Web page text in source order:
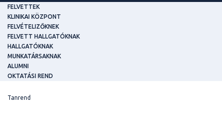
FELVETTEK
KLINIKAI KÖZPONT
FELVÉTELIZŐKNEK
FELVETT HALLGATÓKNAK
HALLGATÓKNAK
MUNKATÁRSAKNAK
ALUMNI
OKTATÁSI REND
Tanrend